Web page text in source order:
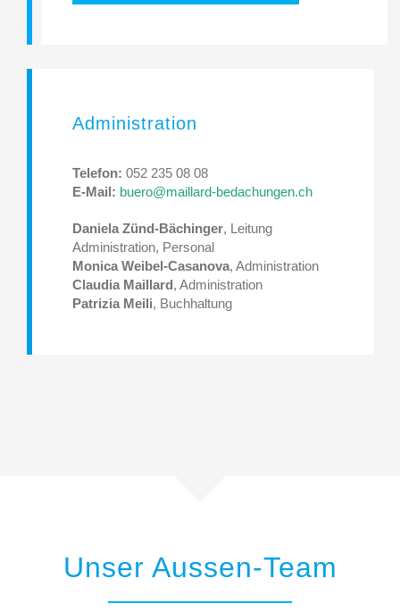
Administration
Telefon: 052 235 08 08
E-Mail: buero@maillard-bedachungen.ch
Daniela Zünd-Bächinger, Leitung
Administration, Personal
Monica Weibel-Casanova, Administration
Claudia Maillard, Administration
Patrizia Meili, Buchhaltung
Unser Aussen-Team